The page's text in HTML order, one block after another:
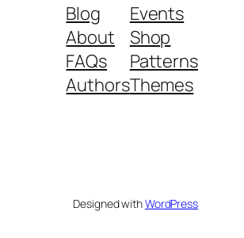
Blog
About
FAQs
Authors
Events
Shop
Patterns
Themes
Designed withWordPress